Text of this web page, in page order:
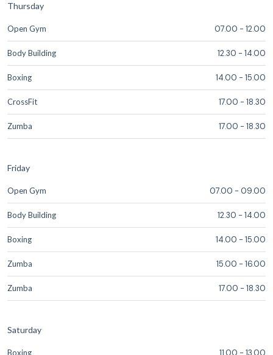
Thursday
Open Gym 07.00 - 12.00
Body Building 12.30 - 14.00
Boxing 14.00 - 15.00
CrossFit 17.00 - 18.30
Zumba 17.00 - 18.30
Friday
Open Gym 07.00 - 09.00
Body Building 12.30 - 14.00
Boxing 14.00 - 15.00
Zumba 15.00 - 16.00
Zumba 17.00 - 18.30
Saturday
Boxing 11.00 - 13.00